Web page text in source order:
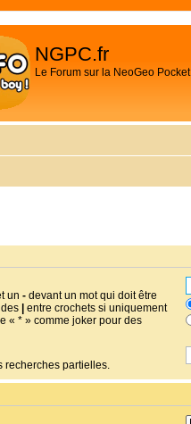
NGPC.fr
Le Forum sur la NeoGeo Pocket
un - devant un mot qui doit être
entre crochets si uniquement
« * » comme joker pour des
recherches partielles.